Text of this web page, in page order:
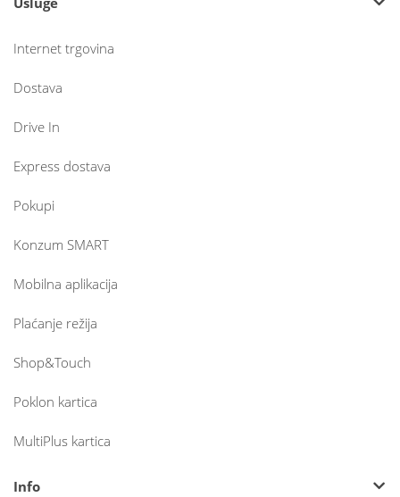
Internet trgovina
Dostava
Drive In
Express dostava
Pokupi
Konzum SMART
Mobilna aplikacija
Plaćanje režija
Shop&Touch
Poklon kartica
MultiPlus kartica
Info